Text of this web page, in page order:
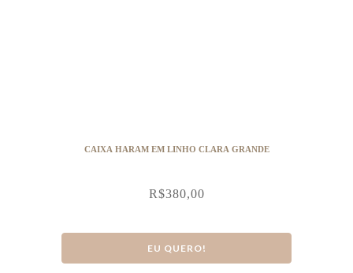
CAIXA HARAM EM LINHO CLARA GRANDE
R$380,00
EU QUERO!